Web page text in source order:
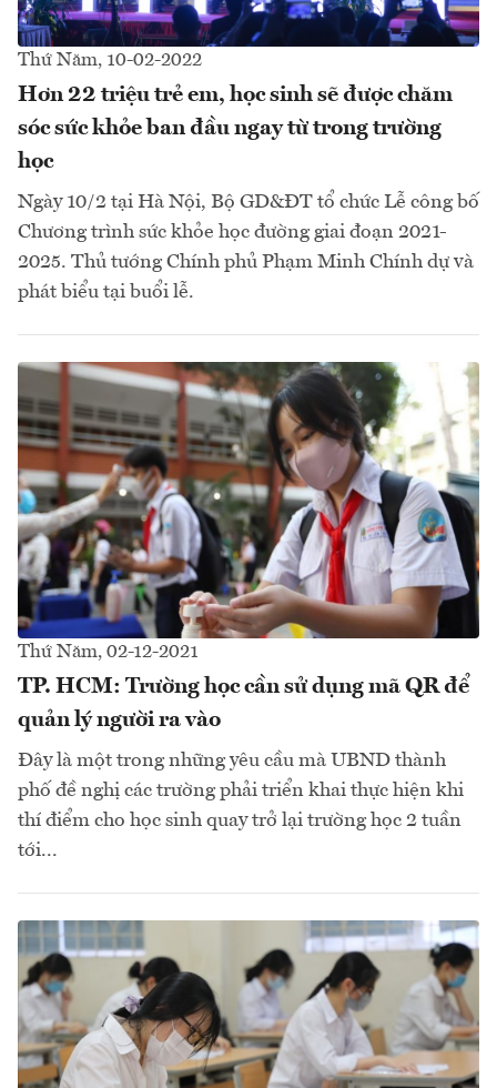
Thứ Năm, 10-02-2022
Hơn 22 triệu trẻ em, học sinh sẽ được chăm
sóc sức khỏe ban đầu ngay từ trong trường
học
Ngày 10/2 tại Hà Nội, Bộ GD&ĐT tổ chức Lễ công bố
Chương trình sức khỏe học đường giai đoạn 2021-
2025. Thủ tướng Chính phủ Phạm Minh Chính dự và
phát biểu tại buổi lễ.
Thứ Năm, 02-12-2021
TP. HCM: Trường học cần sử dụng mã QR để
quản lý người ra vào
Đây là một trong những yêu cầu mà UBND thành
phố đề nghị các trường phải triển khai thực hiện khi
thí điểm cho học sinh quay trở lại trường học 2 tuần
tới...